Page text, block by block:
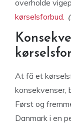
overholde
kørselsforbud.
At få et
konsekvenser,
Først og
Danmark i en